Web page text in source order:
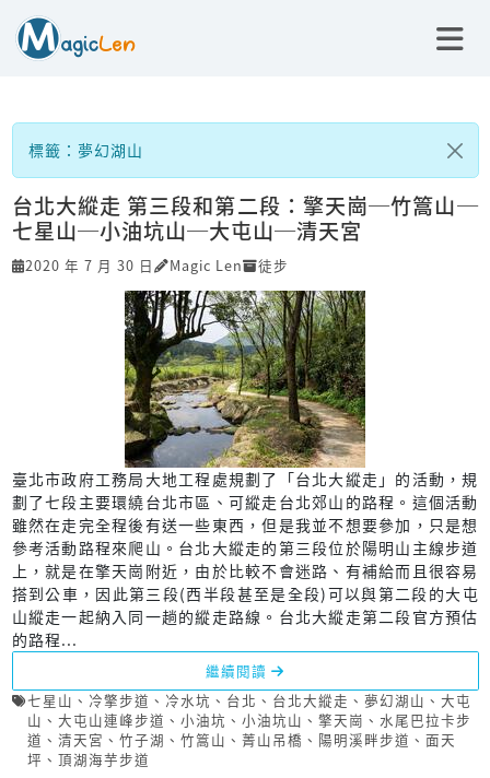
標籤：夢幻湖山
台北大縱走 第三段和第二段：擎天崗─竹篙山─
七星山─小油坑山─大屯山─清天宮
2020 年 7 月 30 日 Magic Len 徒步
臺北市政府工務局大地工程處規劃了「台北大縱走」的活動，規
劃了七段主要環繞台北市區、可縱走台北郊山的路程。這個活動
雖然在走完全程後有送一些東西，但是我並不想要參加，只是想
參考活動路程來爬山。台北大縱走的第三段位於陽明山主線步道
上，就是在擎天崗附近，由於比較不會迷路、有補給而且很容易
搭到公車，因此第三段(西半段甚至是全段)可以與第二段的大屯
山縱走一起納入同一趟的縱走路線。台北大縱走第二段官方預估
的路程...
繼續閱讀
七星山 、 冷擎步道 、 冷水坑 、 台北 、 台北大縱走 、 夢幻湖山 、 大屯
山 、 大屯山連峰步道 、 小油坑 、 小油坑山 、 擎天崗 、 水尾巴拉卡步
道 、 清天宮 、 竹子湖 、 竹篙山 、 菁山吊橋 、 陽明溪畔步道 、 面天
坪 、 頂湖海芋步道